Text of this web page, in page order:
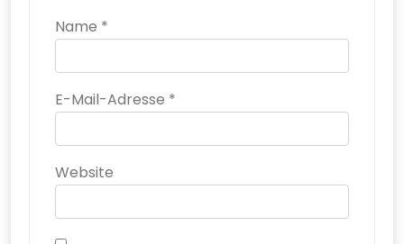
Name *
E-Mail-Adresse *
Website